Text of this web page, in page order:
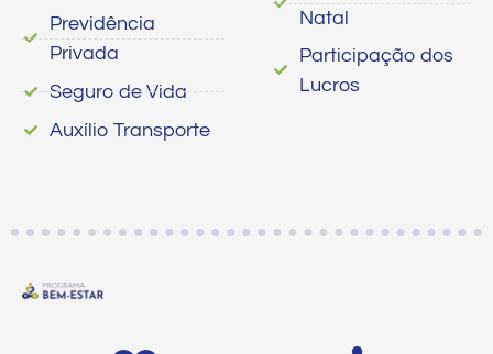
Previdência
Privada
Seguro de Vida
Auxílio Transporte
Natal
Participação dos
Lucros